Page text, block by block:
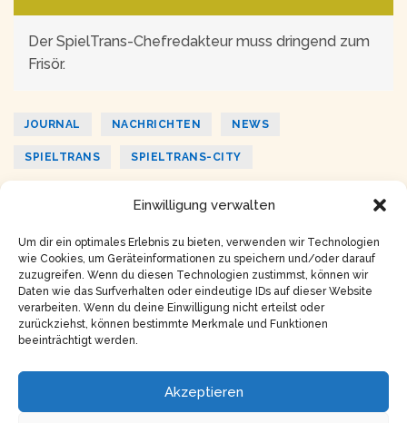
Einwilligung verwalten
Um dir ein optimales Erlebnis zu bieten, verwenden wir Technologien
wie Cookies, um Geräteinformationen zu speichern und/oder darauf
zuzugreifen. Wenn du diesen Technologien zustimmst, können wir
Daten wie das Surfverhalten oder eindeutige IDs auf dieser Website
verarbeiten. Wenn du deine Einwilligung nicht erteilst oder
zurückziehst, können bestimmte Merkmale und Funktionen
beeinträchtigt werden.
Akzeptieren
Der SpielTrans-Chefredakteur muss dringend zum
Frisör.
JOURNAL NACHRICHTEN NEWS
SPIELTRANS SPIELTRANS-CITY
Nr. 2 | Februar 2026 Nr. 4 | Februar 2026
Datenschutz